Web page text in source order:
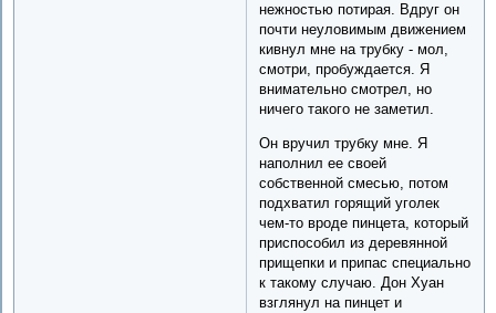
нежностью потирая. Вдруг он
почти неуловимым движением
кивнул мне на трубку - мол,
смотри, пробуждается. Я
внимательно смотрел, но
ничего такого не заметил.
Он вручил трубку мне. Я
наполнил ее своей
собственной смесью, потом
подхватил горящий уголек
чем-то вроде пинцета, который
приспособил из деревянной
прищепки и припас специально
к такому случаю. Дон Хуан
взглянул на пинцет и